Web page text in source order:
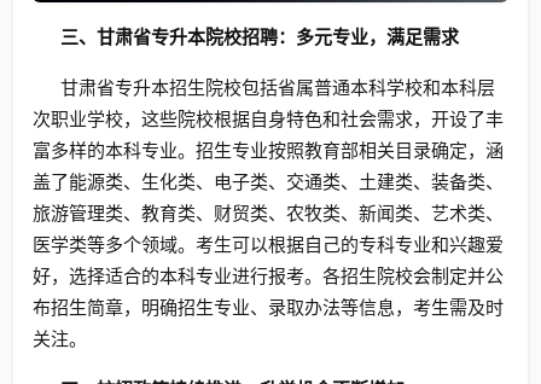
三、甘肃省专升本院校招聘：多元专业，满足需求
甘肃省专升本招生院校包括省属普通本科学校和本科层
次职业学校，这些院校根据自身特色和社会需求，开设了丰
富多样的本科专业。招生专业按照教育部相关目录确定，涵
盖了能源类、生化类、电子类、交通类、土建类、装备类、
旅游管理类、教育类、财贸类、农牧类、新闻类、艺术类、
医学类等多个领域。考生可以根据自己的专科专业和兴趣爱
好，选择适合的本科专业进行报考。各招生院校会制定并公
布招生简章，明确招生专业、录取办法等信息，考生需及时
关注。